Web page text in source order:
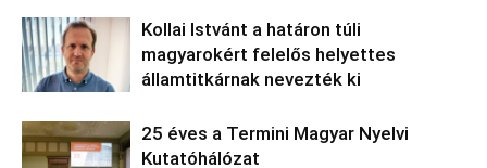
Kollai Istvánt a határon túli
magyarokért felelős helyettes
államtitkárnak nevezték ki
25 éves a Termini Magyar Nyelvi
Kutatóhálózat